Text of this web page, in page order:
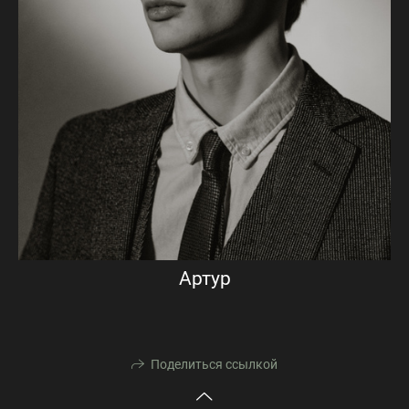
Артур
Поделиться ссылкой